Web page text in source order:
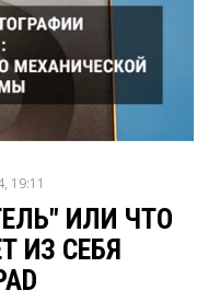
19:11
ИЛИ ЧТО
ИЗ СЕБЯ